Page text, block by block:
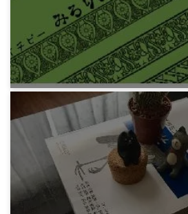
クション
5年前
プログラミング
みろりHP